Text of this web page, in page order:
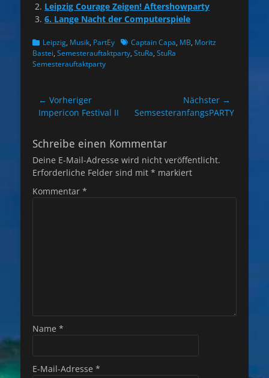
Leipzig Courage Zeigen! Aftershowparty
6. Lange Nacht der Computerspiele
Kategorien
Leipzig, Musik, PartEy Schlagworte
Captain Capa, MB, Moritz
Bastei, Semesterauftaktparty, StuRa, StuRa
Semesterauftaktparty
Beitragsnavigation
← Vorheriger
Vorheriger
Impericon Festival II
Nächster →
Nächster
SemsesteranfangsPARTY
Schreibe einen Kommentar
Deine E-Mail-Adresse wird nicht veröffentlicht.
Erforderliche Felder sind mit * markiert
Kommentar *
Name *
E-Mail-Adresse *